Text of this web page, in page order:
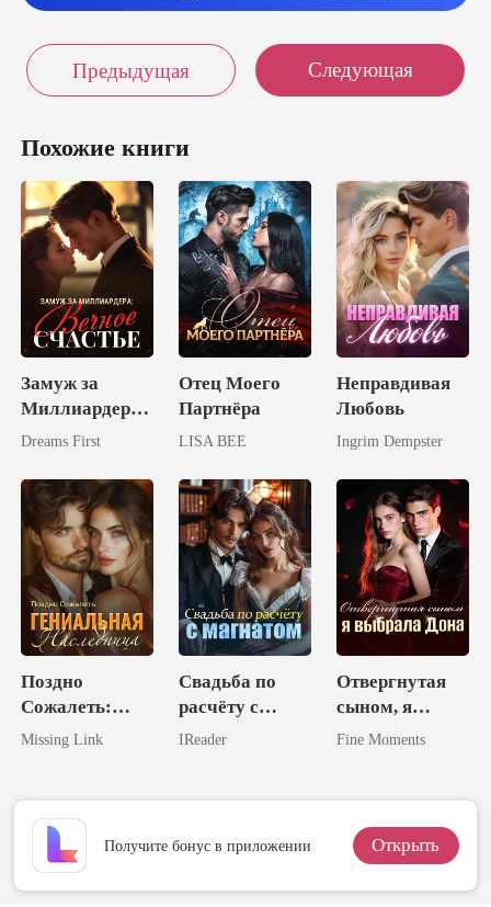
Предыдущая Следующая
Похожие книги
Замуж за
Миллиардера:
Вечное
Dreams First
Отец Моего
Партнёра
LISA BEE
Неправдивая
Любовь
Ingrim Dempster
Поздно
Сожалеть:
Гениальная
Missing Link
Свадьба по
расчёту с
магнатом
IReader
Отвергнутая
сыном, я
выбрала Дона
Fine Moments
Получите бонус в приложении Открыть